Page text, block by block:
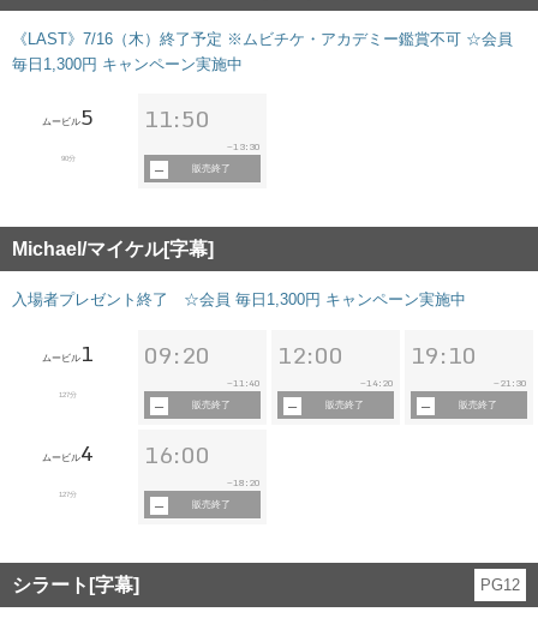
《LAST》7/16（木）終了予定 ※ムビチケ・アカデミー鑑賞不可 ☆会員
毎日1,300円 キャンペーン実施中
ムービル5
90分
11:50
~13:30
販売終了
Michael/マイケル[字幕]
入場者プレゼント終了 ☆会員 毎日1,300円 キャンペーン実施中
ムービル 1
127分
09:20
~11:40
販売終了
12:00
~14:20
販売終了
19:10
~ 21:30
販売終了
ムービル4
127分
16:00
~18:20
販売終了
シラート[字幕] PG12